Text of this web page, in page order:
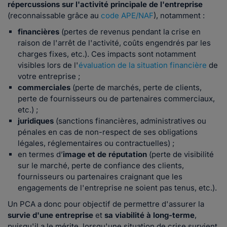
répercussions sur l'activité principale de l'entreprise
(reconnaissable grâce au code APE/NAF), notamment :
financières (pertes de revenus pendant la crise en
raison de l'arrêt de l'activité, coûts engendrés par les
charges fixes, etc.). Ces impacts sont notamment
visibles lors de l'évaluation de la situation financière de
votre entreprise ;
commerciales (perte de marchés, perte de clients,
perte de fournisseurs ou de partenaires commerciaux,
etc.) ;
juridiques (sanctions financières, administratives ou
pénales en cas de non-respect de ses obligations
légales, réglementaires ou contractuelles) ;
en termes d’image et de réputation (perte de visibilité
sur le marché, perte de confiance des clients,
fournisseurs ou partenaires craignant que les
engagements de l'entreprise ne soient pas tenus, etc.).
Un PCA a donc pour objectif de permettre d'assurer la
survie d'une entreprise et sa viabilité à long-terme,